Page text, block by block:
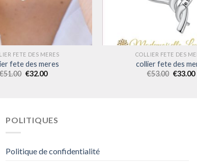
FETE DES MERES
fete des meres
€51.00 €32.00
COLLIER FETE DES
collier fete des
€53.00 €33.00
POLITIQUES
Politique de confidentialité